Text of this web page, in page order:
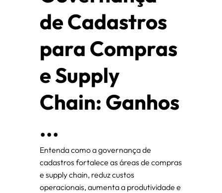
de Cadastros
para Compras
e Supply
Chain: Ganhos
...
Entenda como a governança de
cadastros fortalece as áreas de compras
e supply chain, reduz custos
operacionais, aumenta a produtividade e